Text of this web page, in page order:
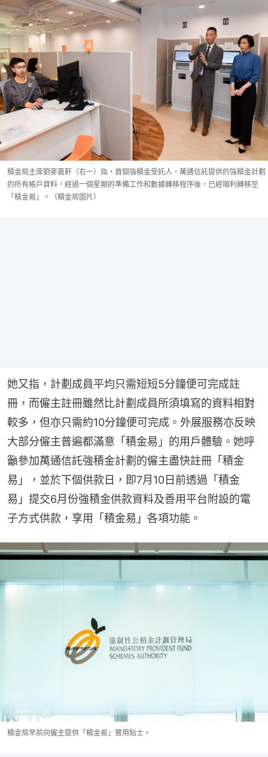
積金局主席劉麥嘉軒（右一）指，首個強積金受託人，萬通信託提供的強積金計劃
的所有帳戶資料，經過一個星期的準備工作和數據轉移程序後，已經順利轉移至
「積金易」。（積金局圖片）
她又指，計劃成員平均只需短短5分鐘便可完成註
冊，而僱主註冊雖然比計劃成員所須填寫的資料相對
較多，但亦只需約10分鐘便可完成。外展服務亦反映
大部分僱主普遍都滿意「積金易」的用戶體驗。她呼
籲參加萬通信託強積金計劃的僱主盡快註冊「積金
易」，並於下個供款日，即7月10日前透過「積金
易」提交6月份強積金供款資料及善用平台附設的電
子方式供款，享用「積金易」各項功能。
積金局早前向僱主提供「積金易」實用貼士。